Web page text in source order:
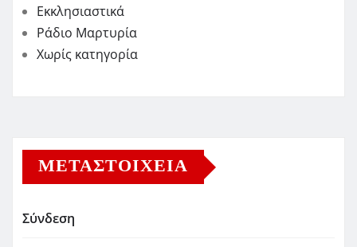
Εκκλησιαστικά
Ράδιο Μαρτυρία
Χωρίς κατηγορία
ΜΕΤΑΣΤΟΙΧΕΊΑ
Σύνδεση